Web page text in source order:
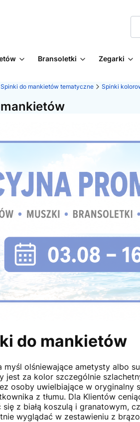
Bransoletki Zegarki
Spinki do mankietów tematyczne Spinki
do mankietów
olśniewające ametysty albo
jest za kolor szczególnie
osoby uwielbiające w
z tłumu. Dla Klientów
z białą koszulą i granatowym,
wyglądać w zestawieniu z